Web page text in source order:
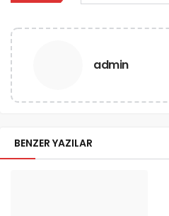
admin
BENZER YAZILAR